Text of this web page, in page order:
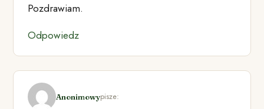
Pozdrawiam.
Odpowiedz
Anonimowypisze: